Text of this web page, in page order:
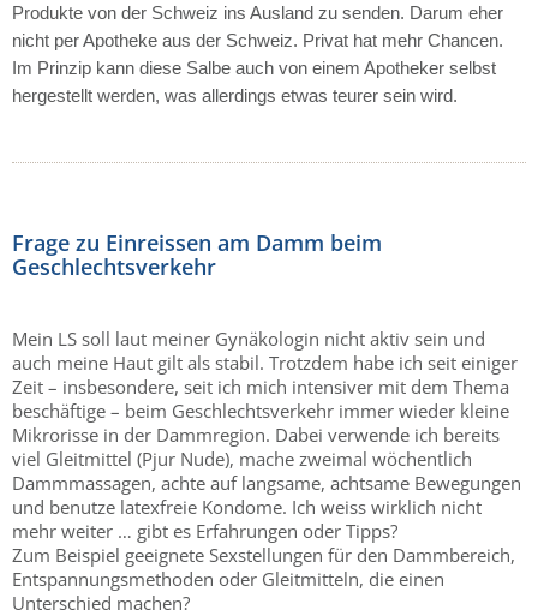
Produkte von der Schweiz ins Ausland zu senden. Darum eher
nicht per Apotheke aus der Schweiz. Privat hat mehr Chancen.
Im Prinzip kann diese Salbe auch von einem Apotheker selbst
hergestellt werden, was allerdings etwas teurer sein wird.
Frage zu Einreissen am Damm beim
Geschlechtsverkehr
Mein LS soll laut meiner Gynäkologin nicht aktiv sein und
auch meine Haut gilt als stabil. Trotzdem habe ich seit einiger
Zeit – insbesondere, seit ich mich intensiver mit dem Thema
beschäftige – beim Geschlechtsverkehr immer wieder kleine
Mikrorisse in der Dammregion. Dabei verwende ich bereits
viel Gleitmittel (Pjur Nude), mache zweimal wöchentlich
Dammmassagen, achte auf langsame, achtsame Bewegungen
und benutze latexfreie Kondome. Ich weiss wirklich nicht
mehr weiter … gibt es Erfahrungen oder Tipps?
Zum Beispiel geeignete Sexstellungen für den Dammbereich,
Entspannungsmethoden oder Gleitmitteln, die einen
Unterschied machen?